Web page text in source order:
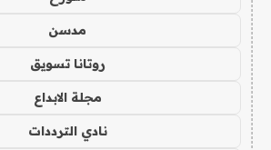
مدسن
روتانا تسويق
مجلة الابداع
نادي الترددات